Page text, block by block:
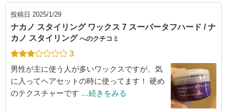
投稿日 2025/1/29
ナカノ スタイリング ワックス 7 スーパータフハード / ナ
カノ スタイリング へのクチコミ
3
男性が主に使う人が多いワックスですが、気
に入ってヘアセットの時に使ってます！ 硬め
のテクスチャーです …続きをみる